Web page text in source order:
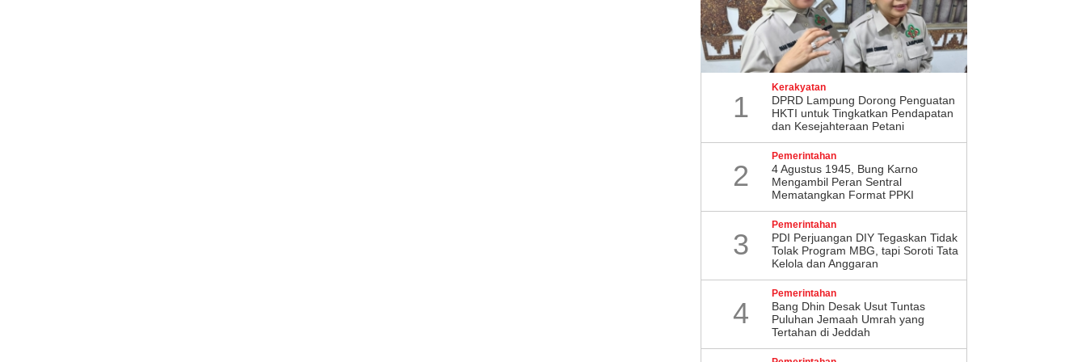
1
Kerakyatan
DPRD Lampung Dorong Penguatan
HKTI untuk Tingkatkan Pendapatan
dan Kesejahteraan Petani
2
Pemerintahan
4 Agustus 1945, Bung Karno
Mengambil Peran Sentral
Mematangkan Format PPKI
3
Pemerintahan
PDI Perjuangan DIY Tegaskan Tidak
Tolak Program MBG, tapi Soroti Tata
Kelola dan Anggaran
4
Pemerintahan
Bang Dhin Desak Usut Tuntas
Puluhan Jemaah Umrah yang
Tertahan di Jeddah